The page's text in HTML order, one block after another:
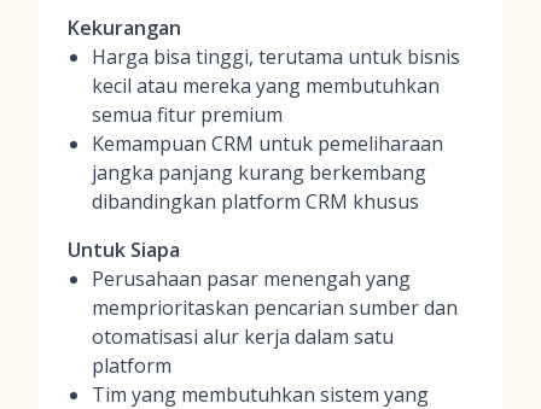
Kekurangan
Harga bisa tinggi, terutama untuk bisnis
kecil atau mereka yang membutuhkan
semua fitur premium
Kemampuan CRM untuk pemeliharaan
jangka panjang kurang berkembang
dibandingkan platform CRM khusus
Untuk Siapa
Perusahaan pasar menengah yang
memprioritaskan pencarian sumber dan
otomatisasi alur kerja dalam satu
platform
Tim yang membutuhkan sistem yang